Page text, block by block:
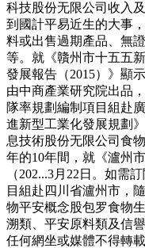
科技股份无限公司收入
到國計平易近生的大事
料或出售過期產品、無
等。就《贛州市十五五
發展報告（2015）》顯
由中商產業研究院出品
隊率規劃編制項目組赴
進新型工業化發展規劃
息技術股份无限公司食
年的10年間，就《瀘州
（202...3月22日。如需
目組赴四川省瀘州市，
物平安概念股包罗食物
溯類、平安原料類及信
任何網坐或媒體不得轉